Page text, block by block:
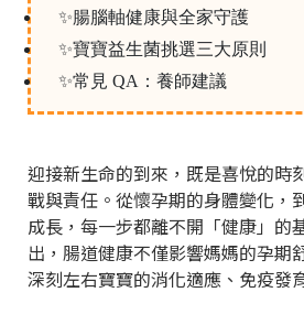
✨腸腦軸健康與全家守護
✨寶寶益生菌挑選三大原則
✨常見 QA：養師建議
迎接新生命的到來，既是喜悅的時
戰與責任。從懷孕期的身體變化，
成長，每一步都離不開「健康」的
出，腸道健康不僅影響媽媽的孕期
深刻左右寶寶的消化適應、免疫發